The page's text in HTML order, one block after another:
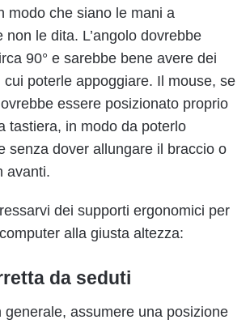
modo che siano le mani a
non le dita. L’angolo dovrebbe
90° e sarebbe bene avere dei
cui poterle appoggiare. Il mouse, se
essere posizionato proprio
tastiera, in modo da poterlo
senza dover allungare il braccio o
avanti.
dei supporti ergonomici per
alla giusta altezza:
da seduti
generale, assumere una posizione